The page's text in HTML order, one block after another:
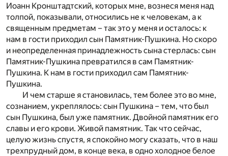
Иоанн Кронштадтский, которых мне, вознеся меня над
толпой, показывали, относились не к человекам, а к
священным предметам – так это у меня и осталось: к
нам в гости приходил сын Памятник-Пушкина. Но скоро
и неопределенная принадлежность сына стерлась: сын
Памятник-Пушкина превратился в сам Памятник-
Пушкина. К нам в гости приходил сам Памятник-
Пушкина.
И чем старше я становилась, тем более это во мне,
сознанием, укреплялось: сын Пушкина – тем, что был
сын Пушкина, был уже памятник. Двойной памятник его
славы и его крови. Живой памятник. Так что сейчас,
целую жизнь спустя, я спокойно могу сказать, что в наш
трехпрудный дом, в конце века, в одно холодное белое